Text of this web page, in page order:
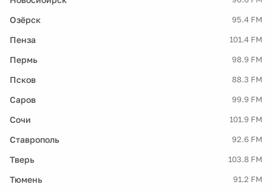
Озёрск 95.4 FM
Пенза 101.4 FM
Пермь 98.9 FM
Псков 88.3 FM
Саров 99.9 FM
Сочи 101.9 FM
Ставрополь 92.6 FM
Тверь 103.8 FM
Тюмень 91.2 FM